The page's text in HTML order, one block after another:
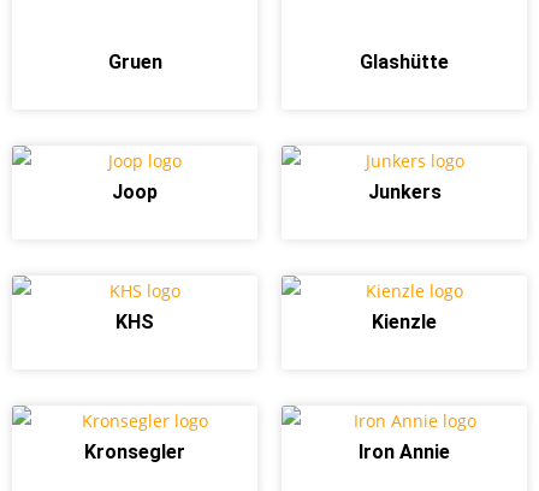
Gruen Glashütte
Joop Junkers
KHS Kienzle
Kronsegler Iron Annie